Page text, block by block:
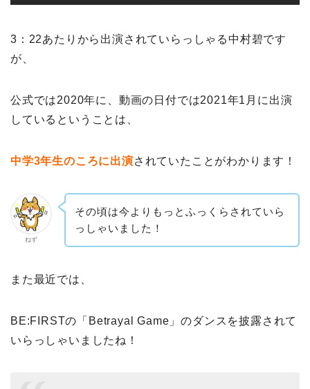
3：22あたりから出演されていらっしゃる中村碧です
が、
公式では2020年に、動画の日付では2021年1月に出演
しているということは、
中学3年生のころに出演されていたことがわかります！
ねず
その頃は今よりもっとふっくらされていら
っしゃいました！
また最近では、
BE:FIRSTの「Betrayal Game」のダンスを披露されて
いらっしゃいましたね！